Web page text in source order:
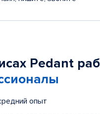
Pedant
опыт